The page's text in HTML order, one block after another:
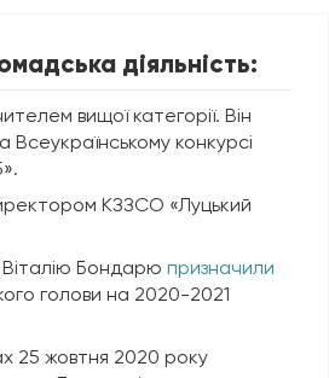
діяльність:
вищої категорії. Він
Всеукраїнському конкурсі
КЗЗСО «Луцький
Бондарю призначили
голови на 2020-2021
25 жовтня 2020 року